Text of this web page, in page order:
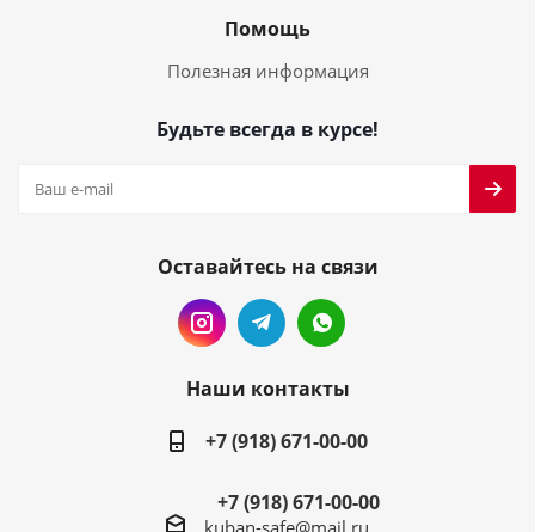
Помощь
Полезная информация
Будьте всегда в курсе!
Оставайтесь на связи
Наши контакты
+7 (918) 671-00-00
+7 (918) 671-00-00
kuban-safe@mail.ru